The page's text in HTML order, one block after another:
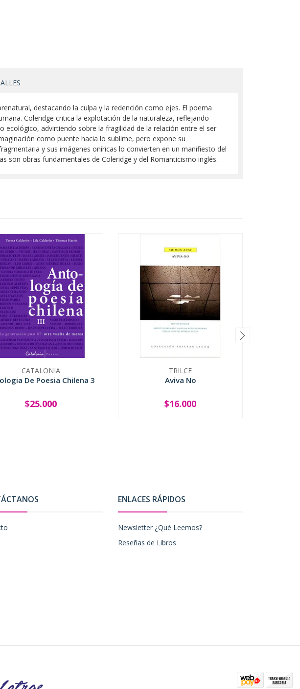
destacando la culpa y la redención como ejes. El poema
Coleridge critica la explotación de la naturaleza, reflejando
advirtiendo sobre la fragilidad de la relación entre el ser
como puente hacia lo sublime, pero expone su
y sus imágenes oníricas lo convierten en un manifiesto del
son obras fundamentales de Coleridge y del Romanticismo inglés.
CATALONIA
De Poesia Chilena 3
+
$25.000
TRILCE
Aviva No
+
$16.000
ENLACES RÁPIDOS
Newsletter ¿Qué Leemos?
Reseñas de Libros